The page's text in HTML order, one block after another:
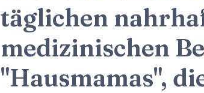
täglichen
medizinischen
"Hausmamas",